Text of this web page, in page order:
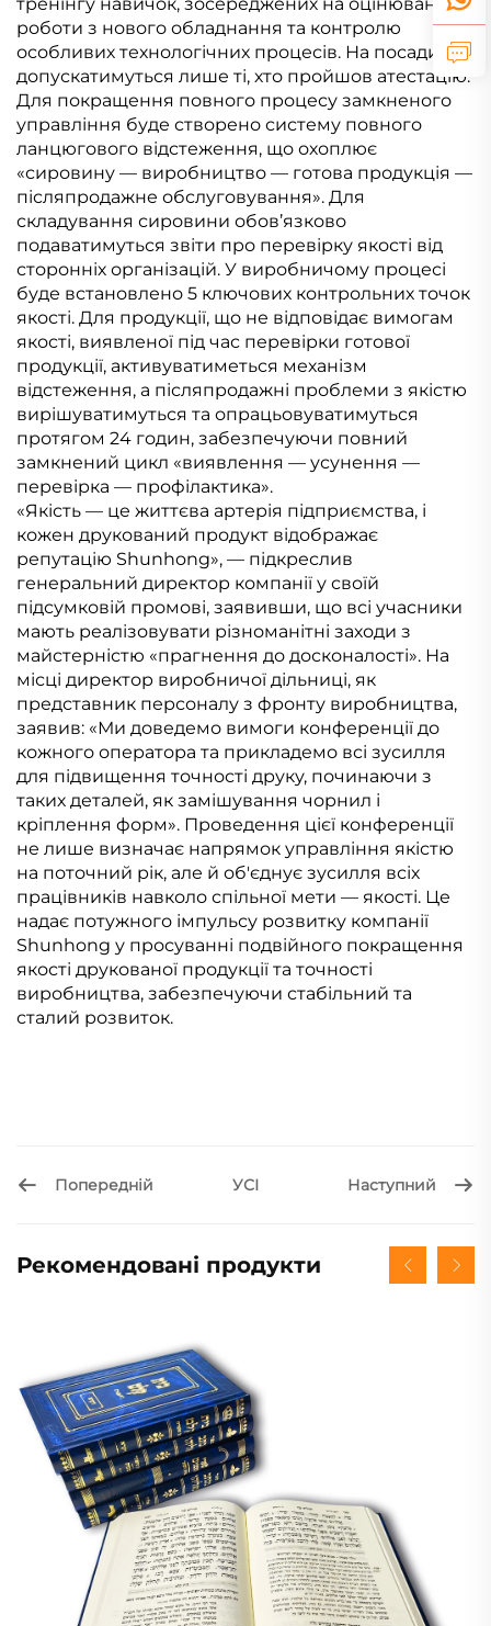
роботи з нового обладнання та контролю
особливих технологічних процесів. На посади
допускатимуться лише ті, хто пройшов атестацію.
Для покращення повного процесу замкненого
управління буде створено систему повного
ланцюгового відстеження, що охоплює
«сировину — виробництво — готова продукція —
післяпродажне обслуговування». Для
складування сировини обов’язково
подаватимуться звіти про перевірку якості від
сторонніх організацій. У виробничому процесі
буде встановлено 5 ключових контрольних точок
якості. Для продукції, що не відповідає вимогам
якості, виявленої під час перевірки готової
продукції, активуватиметься механізм
відстеження, а післяпродажні проблеми з якістю
вирішуватимуться та опрацьовуватимуться
протягом 24 годин, забезпечуючи повний
замкнений цикл «виявлення — усунення —
перевірка — профілактика».
«Якість — це життєва артерія підприємства, і
кожен друкований продукт відображає
репутацію Shunhong», — підкреслив
генеральний директор компанії у своїй
підсумковій промові, заявивши, що всі учасники
мають реалізовувати різноманітні заходи з
майстерністю «прагнення до досконалості». На
місці директор виробничої дільниці, як
представник персоналу з фронту виробництва,
заявив: «Ми доведемо вимоги конференції до
кожного оператора та прикладемо всі зусилля
для підвищення точності друку, починаючи з
таких деталей, як замішування чорнил і
кріплення форм». Проведення цієї конференції
не лише визначає напрямок управління якістю
на поточний рік, але й об'єднує зусилля всіх
працівників навколо спільної мети — якості. Це
надає потужного імпульсу розвитку компанії
Shunhong у просуванні подвійного покращення
якості друкованої продукції та точності
виробництва, забезпечуючи стабільний та
сталий розвиток.
Попередній УСІ Наступний
Рекомендовані продукти